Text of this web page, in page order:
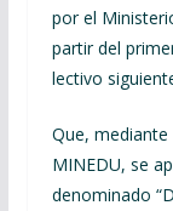
por el
partir del
lectivo
Que, mediante
MINEDU, se
denominado